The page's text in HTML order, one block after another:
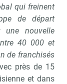
qui freinent
de départ
une nouvelle
40 000 et
de franchisés
près de 15
et dans